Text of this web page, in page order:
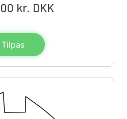
kr. DKK
Tilpas